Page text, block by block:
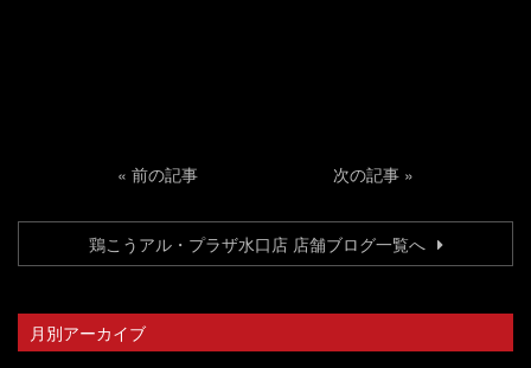
« 前の記事 次の記事 »
鶏こうアル・プラザ水口店 店舗ブログ一覧へ
月別アーカイブ